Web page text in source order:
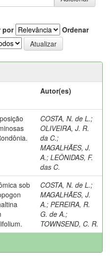
por
Ordenar
Autor(es)
COSTA, N. de L.;
OLIVEIRA, J. R.
da C.;
MAGALHÃES, J.
A.; LEÔNIDAS, F.
das C.
sob
COSTA, N. de L.;
MAGALHÃES, J.
A.; PEREIRA, R.
G. de A.;
TOWNSEND, C. R.